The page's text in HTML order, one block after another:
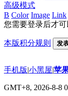
高级模式
B Color Image Link
您需要登录后才
本版积分规则 发
手机版|小黑屋|苹
GMT+8, 2026-8-8